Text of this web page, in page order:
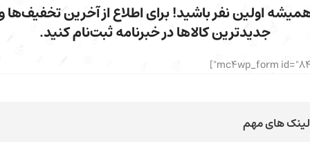
اولین نفر باشید! برای اطلاع از آخرین تخفیف‌ها
جدیدترین کالاها در خبرنامه ثبت‌نام کنید.
لینک های مهم